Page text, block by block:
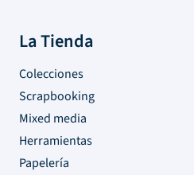
La Tienda
Colecciones
Scrapbooking
Mixed media
Herramientas
Papelería